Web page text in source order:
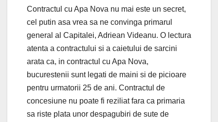
Contractul cu Apa Nova nu mai este un secret,
cel putin asa vrea sa ne convinga primarul
general al Capitalei, Adriean Videanu. O lectura
atenta a contractului si a caietului de sarcini
arata ca, in contractul cu Apa Nova,
bucurestenii sunt legati de maini si de picioare
pentru urmatorii 25 de ani. Contractul de
concesiune nu poate fi reziliat fara ca primaria
sa riste plata unor despagubiri de sute de